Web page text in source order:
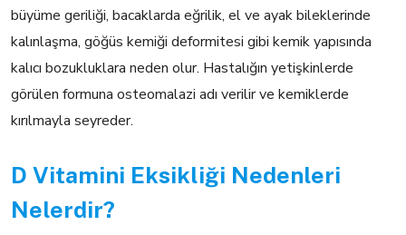
büyüme geriliği, bacaklarda eğrilik, el ve ayak bileklerinde
kalınlaşma, göğüs kemiği deformitesi gibi kemik yapısında
kalıcı bozukluklara neden olur. Hastalığın yetişkinlerde
görülen formuna osteomalazi adı verilir ve kemiklerde
kırılmayla seyreder.
D Vitamini Eksikliği Nedenleri
Nelerdir?